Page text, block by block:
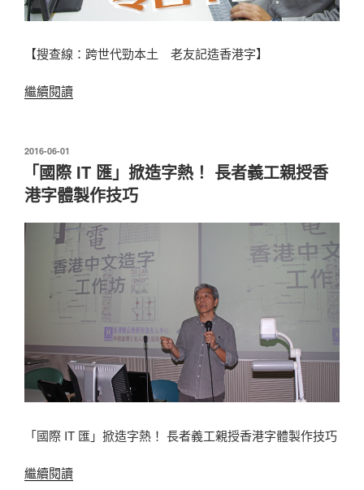
【搜查線：跨世代勁本土 老友記造香港字】
繼續閱讀“跨
本
土
老
友
記
造
香
港
字”
發
2016-06-01
「國際 IT 匯」掀造字熱！ 長者義工親授香
港字體製作技巧
「國際 IT 匯」掀造字熱！ 長者義工親授香港字體製作技巧
繼續閱讀“「國